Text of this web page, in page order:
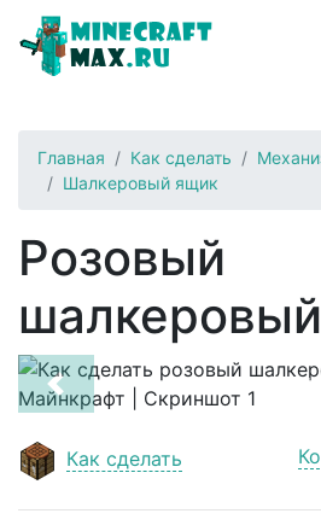
Главная Как сделать
Шалкеровый ящик
Розовый
Previous
Как сделать